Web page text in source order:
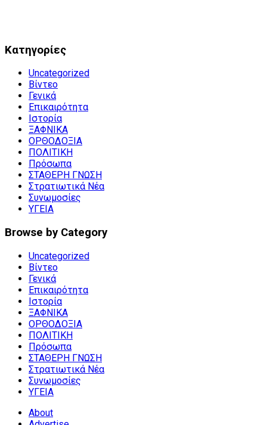
Kατηγορίες
Uncategorized
Βίντεο
Γενικά
Επικαιρότητα
Ιστορία
ΞΑΦΝΙΚΑ
ΟΡΘΟΔΟΞΙΑ
ΠΟΛΙΤΙΚΗ
Πρόσωπα
ΣΤΑΘΕΡΗ ΓΝΩΣΗ
Στρατιωτικά Νέα
Συνωμοσίες
ΥΓΕΙΑ
Browse by Category
Uncategorized
Βίντεο
Γενικά
Επικαιρότητα
Ιστορία
ΞΑΦΝΙΚΑ
ΟΡΘΟΔΟΞΙΑ
ΠΟΛΙΤΙΚΗ
Πρόσωπα
ΣΤΑΘΕΡΗ ΓΝΩΣΗ
Στρατιωτικά Νέα
Συνωμοσίες
ΥΓΕΙΑ
About